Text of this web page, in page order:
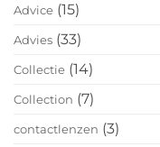
Advice (15)
Advies (33)
Collectie (14)
Collection (7)
contactlenzen (3)